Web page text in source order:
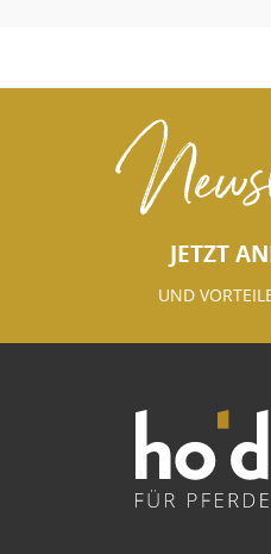
JETZT
UND